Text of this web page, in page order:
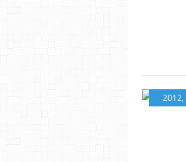
2012,